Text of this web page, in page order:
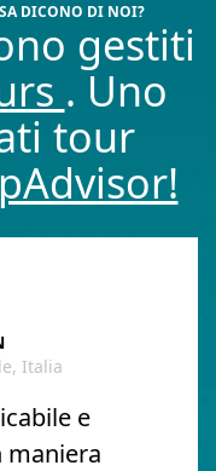
DICONO DI NOI?
gestiti
. Uno
tour
Italia
e